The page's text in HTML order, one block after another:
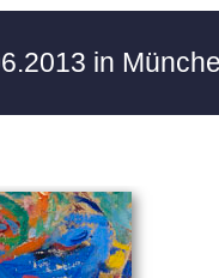
in